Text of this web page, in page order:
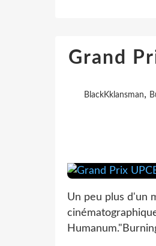
Grand
BlackKklansman,
Un peu plus d'un